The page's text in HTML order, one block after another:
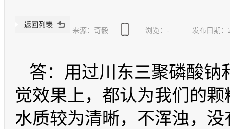
来源：奇毅 浏览： - 发布日期：
答：用过川东三聚磷酸钠
觉效果上，都认为我们的
水质较为清晰，不浑浊，